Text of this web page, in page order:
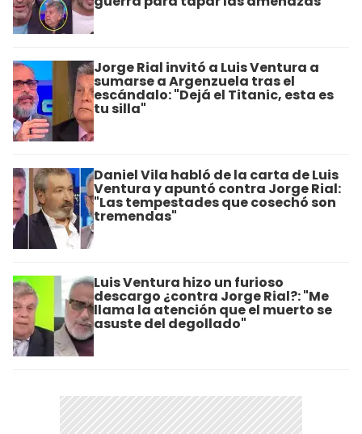
Jorge Rial invitó a Luis Ventura a
sumarse a Argenzuela tras el
escándalo: "Dejá el Titanic, esta es
tu silla"
Daniel Vila habló de la carta de Luis
Ventura y apuntó contra Jorge Rial:
"Las tempestades que cosechó son
tremendas"
Luis Ventura hizo un furioso
descargo ¿contra Jorge Rial?: "Me
llama la atención que el muerto se
asuste del degollado"